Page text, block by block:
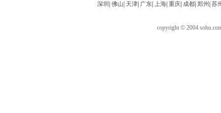
深圳 佛山 天津| 广东| 上海| 重庆| 成都| 郑州 苏
copyright © 2004